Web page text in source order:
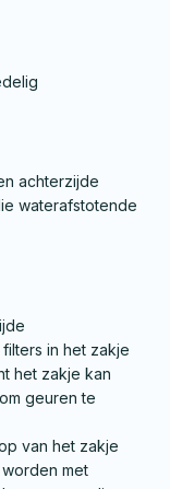
achterzijde
waterafstotende
in het zakje
het zakje kan
geuren te
van het zakje
met